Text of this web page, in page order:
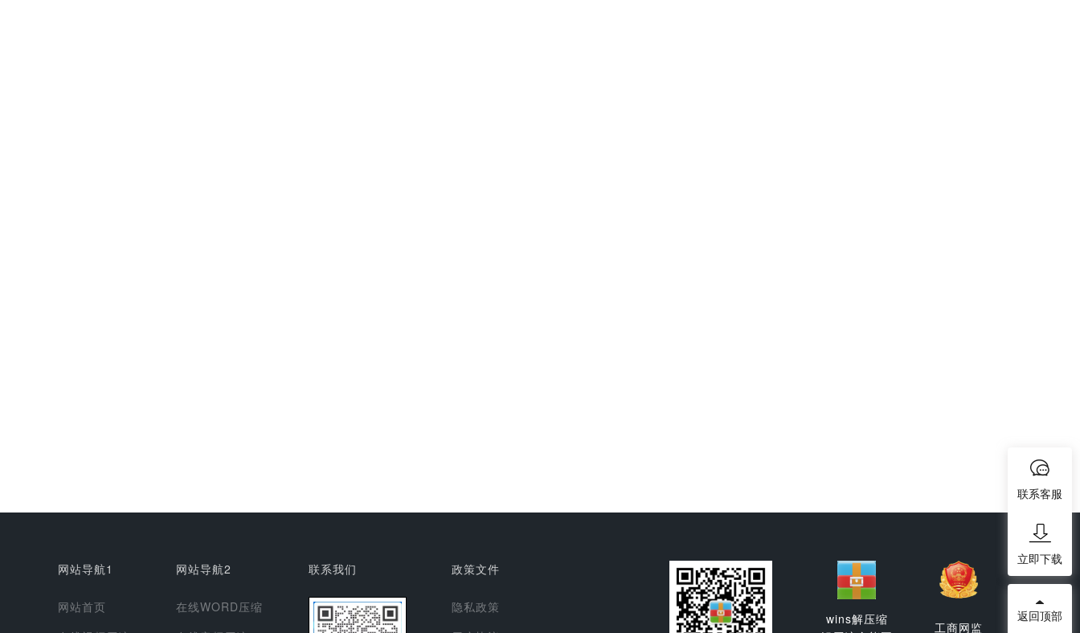
网站导航1
网站首页
网站导航2
在线WORD压缩
联系我们 政策文件
隐私政策
wins解压缩
工商网监
联系客服
立即下载
返回顶部